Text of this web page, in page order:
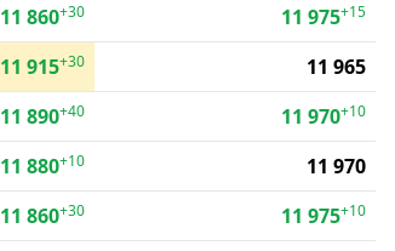
11 860+30 11 975+15
11 915+30
11 965
11 890+40 11 970+10
11 880+10
11 970
11 860+30 11 975+10